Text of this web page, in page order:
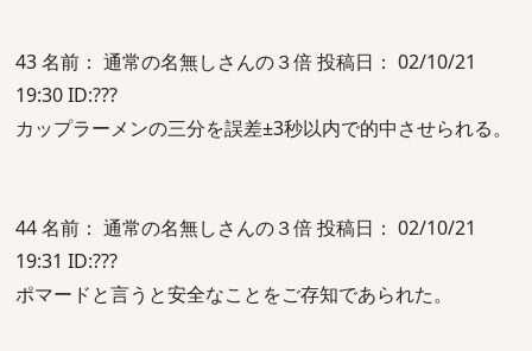
43 名前： 通常の名無しさんの３倍 投稿日： 02/10/21
19:30 ID:???
カップラーメンの三分を誤差±3秒以内で的中させられる。
44 名前： 通常の名無しさんの３倍 投稿日： 02/10/21
19:31 ID:???
ポマードと言うと安全なことをご存知であられた。